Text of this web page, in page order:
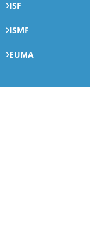
ISF
ISMF
EUMA